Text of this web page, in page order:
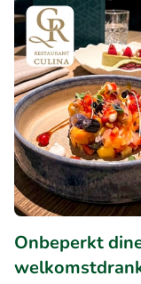
Onbeperkt